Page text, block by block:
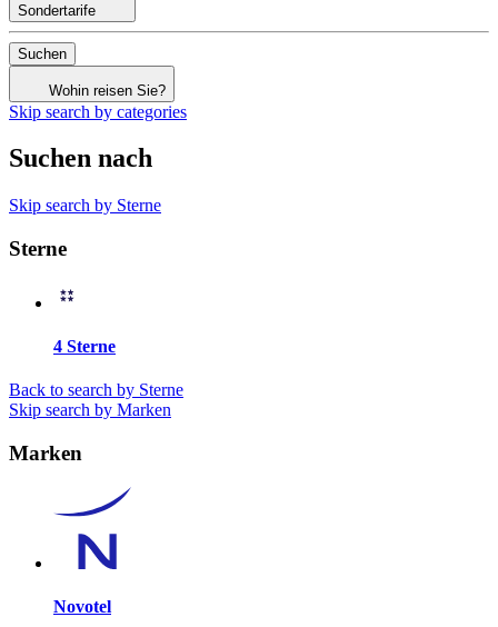
Sondertarife
Suchen
Wohin reisen Sie?
Skip search by categories
Suchen nach
Skip search by Sterne
Sterne
4 Sterne
Back to search by Sterne
Skip search by Marken
Marken
Novotel